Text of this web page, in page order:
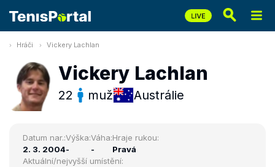
Hráči Vickery Lachlan
Vickery Lachlan
22 muž Austrálie
Datum nar.:
2. 3. 2004
Výška:
-
Váha:
-
Hraje rukou:
Pravá
Aktuální/nejvyšší umístění: